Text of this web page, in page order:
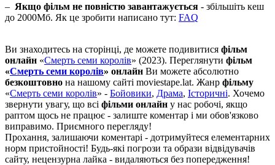
– Якщо фільм не повністю завантажується - збільшіть кеш
до 2000Мб. Як це зробити написано тут: FAQ
Ви знаходитесь на сторінці, де можете подивитися фільм
онлайн «Смерть семи королів» (2023). Переглянути фільм
«Смерть семи королів» онлайн Ви можете абсолютно
безкоштовно на нашому сайті moviestape.lat. Жанр фільму
«Смерть семи королів» - Бойовики, Драма, Історичні. Хочемо
звернути увагу, що всі фільми онлайн у нас робочі, якщо
раптом щось не працює - залиште коментар і ми обов'язково
виправимо. Приємного перегляду!
Прохання, залишаючи коментарі - дотримуйтеся елементарних
норм пристойності! Будь-які погрози та образи відвідувачів
сайту, нецензурна лайка - видаляються без попередження!